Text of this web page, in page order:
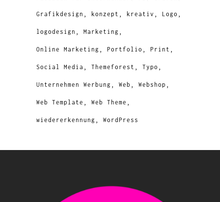
Grafikdesign konzept kreativ Logo
logodesign Marketing
Online Marketing Portfolio Print
Social Media Themeforest Typo
Unternehmen Werbung Web Webshop
Web Template Web Theme
wiedererkennung WordPress